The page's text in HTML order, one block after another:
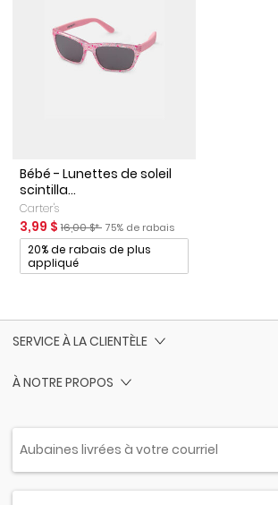
Bébé - Lunettes de soleil
scintilla...
Carter's
Prix de solde
3,99 $Prix ​​de détail suggéré par le fabricant
16,00 $* Pourcentage de rabais
75% de rabais
Promotions
20% de rabais de plus
appliqué
SERVICE À LA CLIENTÈLE
À NOTRE PROPOS